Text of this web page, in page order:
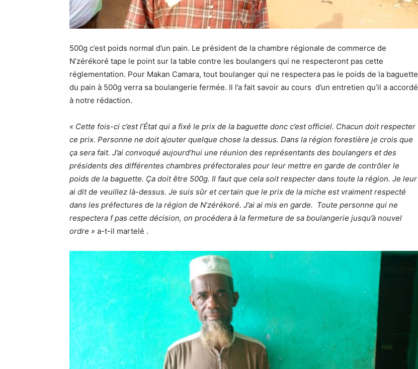
500g c’est poids normal d’un pain. Le président de la chambre régionale de commerce de
N’zérékoré tape le point sur la table contre les boulangers qui ne respecteront pas cette
réglementation. Pour Makan Camara, tout boulanger qui ne respectera pas le poids de la baguette
du pain à 500g verra sa boulangerie fermée. Il l’a fait savoir au cours d’un entretien qu’il a accordé
à notre rédaction.
« Cette fois-ci c’est l’État qui a fixé le prix de la baguette donc c’est officiel. Chacun doit respecter
ce prix. Personne ne doit ajouter quelque chose la dessus. Dans la région forestière je crois que
ça sera fait. J’ai convoqué aujourd’hui une réunion des représentants des boulangers et des
présidents des différentes chambres préfectorales pour leur mettre en garde de contrôler le
poids de la baguette. Ça doit être 500g. Il faut que cela soit respecter dans toute la région. Je leur
ai dit de veuillez là-dessus. Je suis sûr et certain que le prix de la miche est vraiment respecté
dans les préfectures de la région de N’zérékoré. J’ai ai mis en garde. Toute personne qui ne
respectera f pas cette décision, on procédera à la fermeture de sa boulangerie jusqu’à nouvel
ordre » a-t-il martelé .